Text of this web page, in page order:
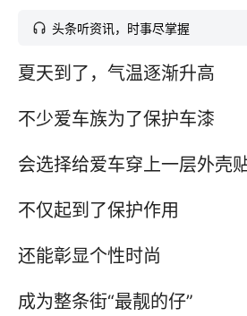
头条听资讯，时事尽掌握
夏天到了，气温逐渐升高
不少爱车族为了保护车漆
会选择给爱车穿上一层外壳
不仅起到了保护作用
还能彰显个性时尚
成为整条街“最靓的仔”